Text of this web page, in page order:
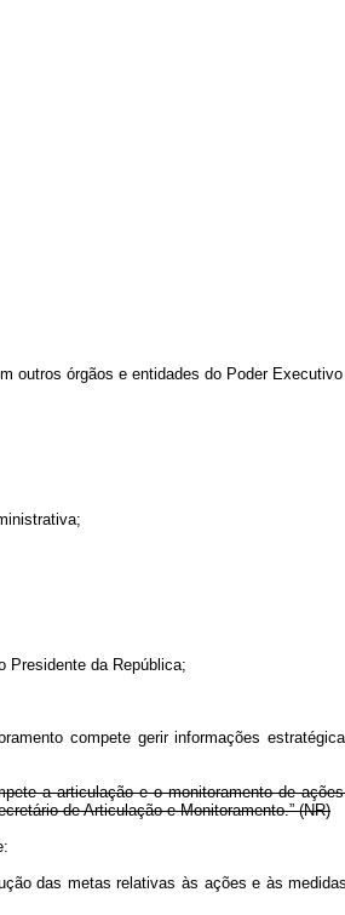
outros órgãos e entidades do Poder Executivo
Presidente da República;
compete gerir informações
a articulação e o monitoramento de
de Articulação e Monitoramento.” (NR)
das metas relativas às ações e às